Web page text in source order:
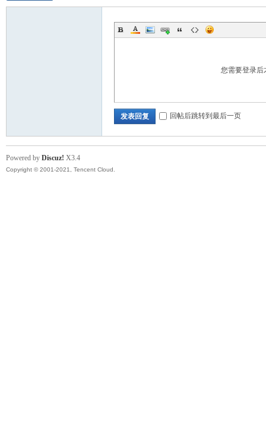
您需要登录
发表回复 回帖后跳转到最后一页
Powered by Discuz! X3.4
Copyright © 2001-2021, Tencent Cloud.